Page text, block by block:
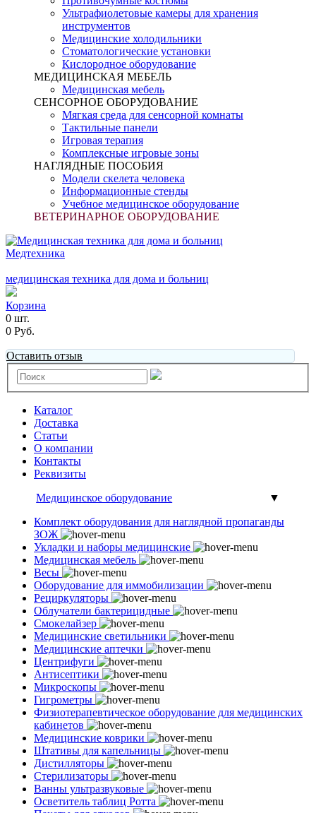
Ультрафиолетовые камеры для хранения
инструментов
Медицинские холодильники
Стоматологические установки
Кислородное оборудование
МЕДИЦИНСКАЯ МЕБЕЛЬ
Медицинская мебель
СЕНСОРНОЕ ОБОРУДОВАНИЕ
Мягкая среда для сенсорной комнаты
Тактильные панели
Игровая терапия
Комплексные игровые зоны
НАГЛЯДНЫЕ ПОСОБИЯ
Модели скелета человека
Информационные стенды
Учебное медицинское оборудование
ВЕТЕРИНАРНОЕ ОБОРУДОВАНИЕ
Медтехника
медицинская техника для дома и больниц
Корзина
0 шт.
0 Руб.
Оставить отзыв
Каталог
Доставка
Статьи
О компании
Контакты
Реквизиты
Медицинское оборудование
▼
Комплект оборудования для наглядной пропаганды
ЗОЖ
Укладки и наборы медицинские
Медицинская мебель
Весы
Оборудование для иммобилизации
Рециркуляторы
Облучатели бактерицидные
Смокелайзер
Медицинские светильники
Медицинские аптечки
Центрифуги
Антисептики
Микроскопы
Гигрометры
Физиотерапевтическое оборудование для медицинских
кабинетов
Медицинские коврики
Штативы для капельницы
Дистилляторы
Стерилизаторы
Ванны ультразвуковые
Осветитель таблиц Ротта